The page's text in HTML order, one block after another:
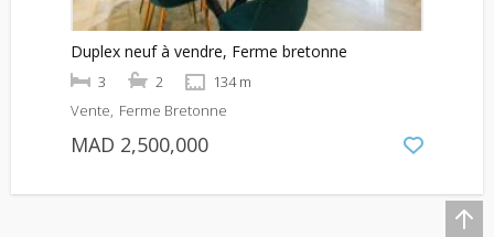
Duplex neuf à vendre, Ferme bretonne
3 2
134 m
Vente Ferme Bretonne
MAD 2,500,000